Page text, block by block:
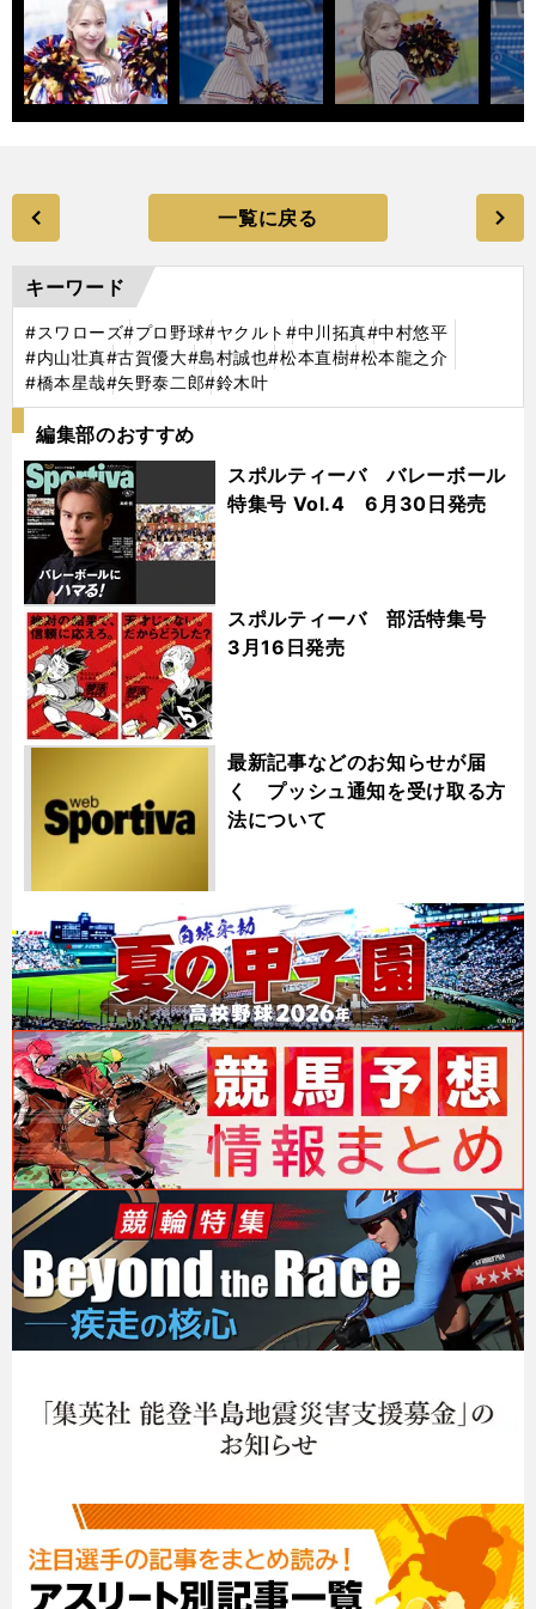
一覧に戻る
キーワード
#スワローズ#プロ野球#ヤクルト #中川拓真#中村悠平
#内山壮真#古賀優大#島村誠也#松本直樹#松本龍之介
#橋本星哉#矢野泰二郎#鈴木叶
編集部のおすすめ
スポルティーバ バレーボール
特集号 Vol.4 6月30日発売
スポルティーバ 部活特集号
3月16日発売
最新記事などのお知らせが届
く プッシュ通知を受け取る方
法について